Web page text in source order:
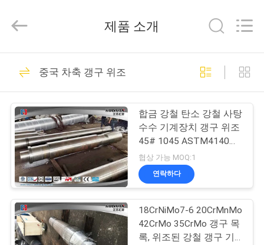
제
품
동
영
상
2026
JIANGSU
EQUIPMENT
CO.,LTD.
Reserved.
무거운 강철 단조
36
차축 갱구 위조
35
제품 소개
중국 차축 갱구 위조
합금 강철 탄소 강철 사탕
수수 기계장치 갱구 위조
45# 1045 ASTM4140
34CrNiMo6
협상 가능 MOQ:1
연락하다
18CrNiMo7-6 20CrMnMo
42CrMo 35CrMo 갱구 목
록, 위조된 강철 갱구 기